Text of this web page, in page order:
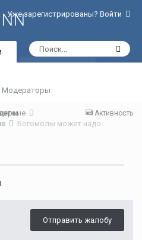
Уже зарегистрированы? Войти
Модераторы
Активность
Богомолы может надо
Отправить жалобу